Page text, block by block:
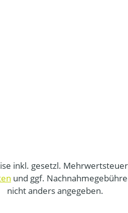
inkl. gesetzl.
und ggf.
nicht anders angegeben.